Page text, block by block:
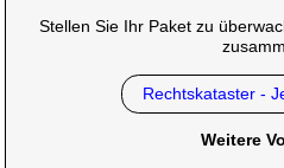
Stellen Sie Ihr Paket zu
Rechtskataster -
Weitere